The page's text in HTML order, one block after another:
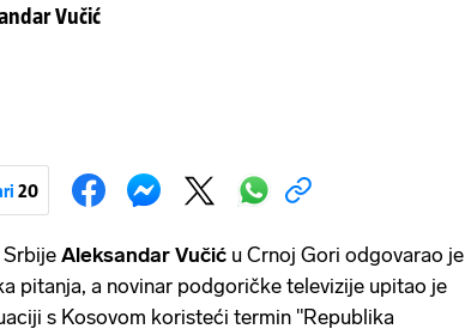
Vučić
20
SrbijeAleksandar Vučić u Crnoj Gori odgovarao je
pitanja, a novinar podgoričke televizije upitao je
s Kosovom koristeći termin "Republika